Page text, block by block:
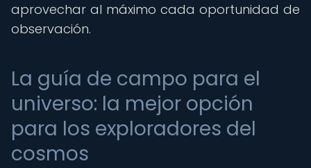
aprovechar al máximo cada oportunidad de
observación.
La guía de campo para el
universo: la mejor opción
para los exploradores del
cosmos